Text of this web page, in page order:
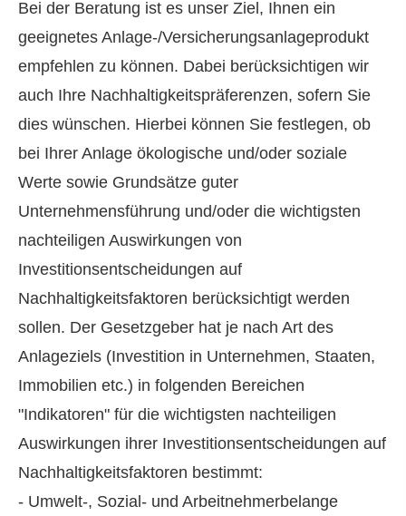
Bei der Beratung ist es unser Ziel, Ihnen ein
geeignetes Anlage-/Versicherungsanlageprodukt
empfehlen zu können. Dabei berücksichtigen wir
auch Ihre Nachhaltigkeitspräferenzen, sofern Sie
dies wünschen. Hierbei können Sie festlegen, ob
bei Ihrer Anlage ökologische und/oder soziale
Werte sowie Grundsätze guter
Unternehmensführung und/oder die wichtigsten
nachteiligen Auswirkungen von
Investitionsentscheidungen auf
Nachhaltigkeitsfaktoren berücksichtigt werden
sollen. Der Gesetzgeber hat je nach Art des
Anlageziels (Investition in Unternehmen, Staaten,
Immobilien etc.) in folgenden Bereichen
"Indikatoren" für die wichtigsten nachteiligen
Auswirkungen ihrer Investitionsentscheidungen auf
Nachhaltigkeitsfaktoren bestimmt:
- Umwelt-, Sozial- und Arbeitnehmerbelange